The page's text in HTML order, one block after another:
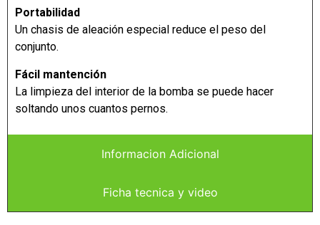
Informacion Adicional
Ficha tecnica y video
Portabilidad
Un chasis de aleación especial reduce el peso del
conjunto.
Fácil mantención
La limpieza del interior de la bomba se puede hacer
soltando unos cuantos pernos.